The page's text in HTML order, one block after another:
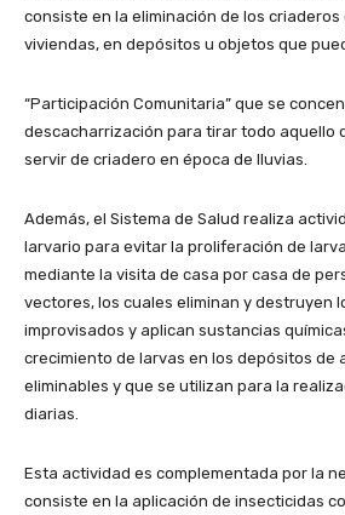
consiste en la eliminación de los criaderos
viviendas, en depósitos u objetos que
“Participación Comunitaria” que se
descacharrización para tirar todo aquello
servir de criadero en época de lluvias.
Además, el Sistema de Salud realiza
larvario para evitar la proliferación de
mediante la visita de casa por casa de
vectores, los cuales eliminan y destruyen
improvisados y aplican sustancias
crecimiento de larvas en los depósitos de
eliminables y que se utilizan para la
diarias.
Esta actividad es complementada por la
consiste en la aplicación de insecticidas